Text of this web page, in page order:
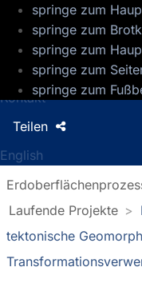
springe zum
springe zum
springe zum
springe zum
springe zum
Presse
Jobs
Kontakt
English
Teilen
Laufende Projekte
tektonische